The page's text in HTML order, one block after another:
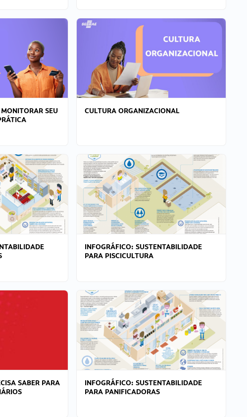
SEU
CULTURA ORGANIZACIONAL
INFOGRÁFICO: SUSTENTABILIDADE
PARA PISCICULTURA
SABER PARA
INFOGRÁFICO: SUSTENTABILIDADE
PARA PANIFICADORAS